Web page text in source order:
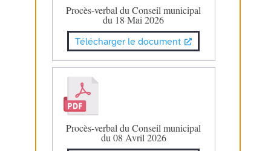
Procès-verbal du Conseil municipal
du 18 Mai 2026
Télécharger le document
Procès-verbal du Conseil municipal
du 08 Avril 2026